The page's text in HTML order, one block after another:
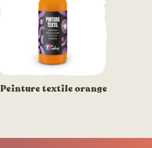
Peinture textile orange